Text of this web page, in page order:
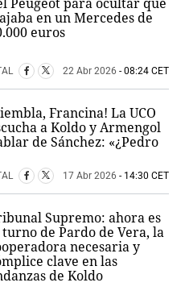
en un Mercedes de
euros
22 Abr 2026 - 08:24 CET
Francina! La UCO
a Koldo y Armengol
de Sánchez: «¿Pedro
17 Abr 2026 - 14:30 CET
Supremo: ahora es
turno de Pardo de Vera, la
necesaria y
clave en las
de Koldo